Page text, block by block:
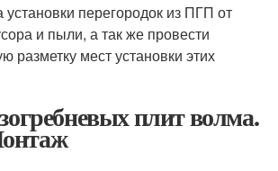
установки перегородок из ПГП от
и пыли, а так же провести
разметку мест установки этих
плит волма.